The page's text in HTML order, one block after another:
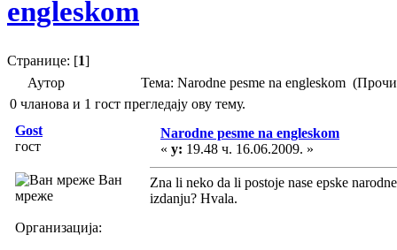
engleskom
Странице: [1]
Аутор
Тема: Narodne pesme na engleskom
0 чланова и 1 гост прегледају ову тему.
Gost
гост
Ван
мреже
Организација:
Narodne pesme na engleskom
« у: 19.48 ч. 16.06.2009. »
Zna li neko da li postoje nase epske
izdanju? Hvala.